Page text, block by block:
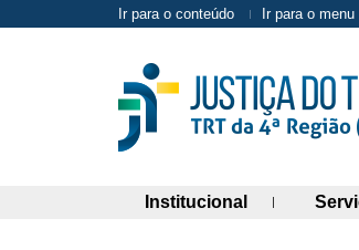
Ir para o conteúdo Ir para o menu
Institucional(abre painel